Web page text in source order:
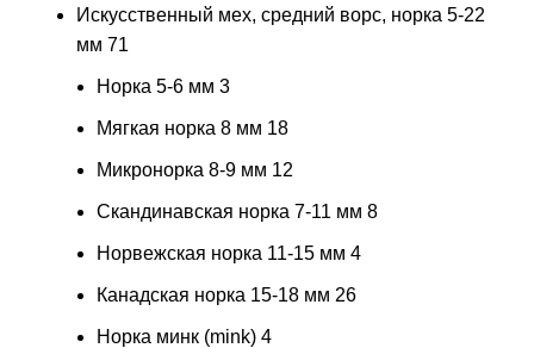
Искусственный мех, средний ворс, норка 5-22
мм 71
Норка 5-6 мм 3
Мягкая норка 8 мм 18
Микронорка 8-9 мм 12
Скандинавская норка 7-11 мм 8
Норвежская норка 11-15 мм 4
Канадская норка 15-18 мм 26
Норка минк (mink) 4